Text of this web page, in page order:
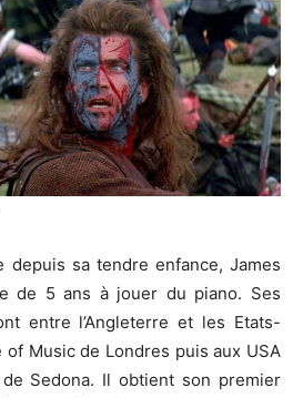
depuis sa tendre enfance, James
de 5 ans à jouer du piano. Ses
entre l’Angleterre et les Etats-
of Musicde Londres puis aux USA
Sedona. Il obtient son premier